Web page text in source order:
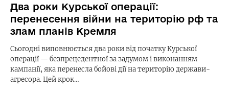
Два роки Курської операції:
перенесення війни на територію рф та
злам планів Кремля
Сьогодні виповнюється два роки від початку Курської
операції — безпрецедентної за задумом і виконанням
кампанії, яка перенесла бойові дії на територію держави-
агресора. Цей крок…